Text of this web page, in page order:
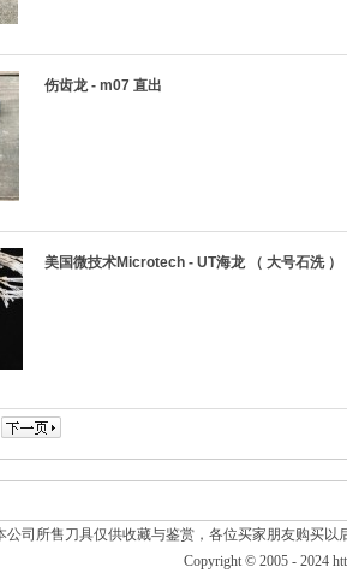
伤齿龙 - m07 直出
美国微技术Microtech - UT海龙 （ 大号石洗 ）
公司所售刀具仅供收藏与鉴赏，各位买家朋友购买
Copyright © 2005 - 2024